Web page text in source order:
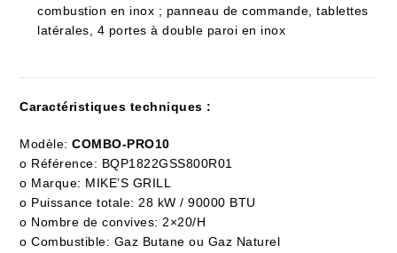
combustion en inox ; panneau de commande, tablettes
latérales, 4 portes à double paroi en inox
Caractéristiques techniques :
Modèle:COMBO-PRO10
o Référence: BQP1822GSS800R01
o Marque: MIKE’S GRILL
o Puissance totale: 28 kW / 90000 BTU
o Nombre de convives: 2×20/H
o Combustible: Gaz Butane ou Gaz Naturel